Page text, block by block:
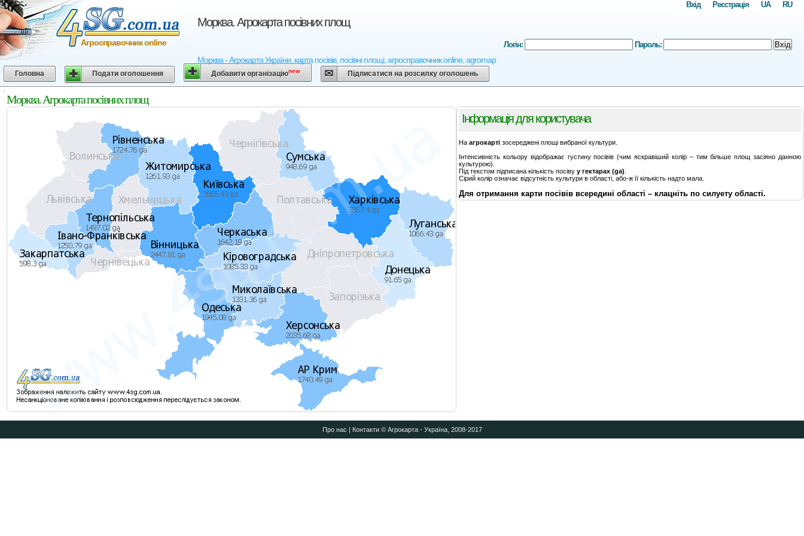
Морква. Агрокарта посівних площ
Морква - Агрокарта України, карта посівів, посівні площі, агросправочник online, agromap
Агросправочник online
RU
UA
Реєстрація
Вхід
Логін: Пароль: Вхід
Головна Подати оголошення Добавити організаціюnew Підписатися на розсилку оголошень
Морква. Агрокарта посівних площ
Інформація для користувача
На агрокарті зосереджені площі вибраної культури.
Інтенсивність кольору відображає густину посівів (чим яскравіший колір – тим більше площ засіяно данною
культурою).
Під текстом підписана кількість посіву у гектарах (ga)
Сірий колір означає відсутність культури в області, або-ж її кількість надто мала.
Для отримання карти посівів всередині області – клацніть по силуету області.
Про нас | Контакти© Агрокарта - Україна, 2008-2017